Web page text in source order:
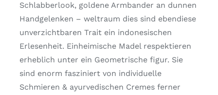
Schlabberlook, goldene Armbander an dunnen
Handgelenken – weltraum dies sind ebendiese
unverzichtbaren Trait ein indonesischen
Erlesenheit. Einheimische Madel respektieren
erheblich unter ein Geometrische figur. Sie
sind enorm fasziniert von individuelle
Schmieren & ayurvedischen Cremes ferner